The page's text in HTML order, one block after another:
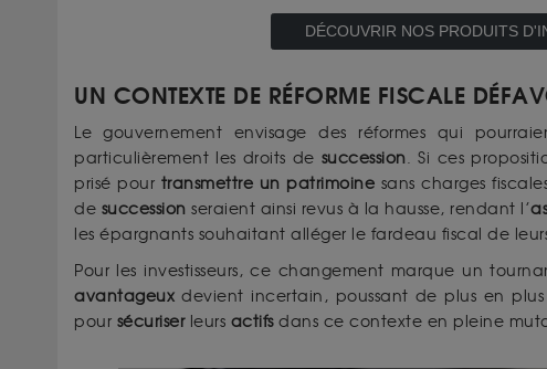
DÉCOUVRIR NOS PRODUITS
UN CONTEXTE DE RÉFORME FISCALE
Le gouvernement envisage des réformes qui
particulièrement les droits de succession. Si ces
prisé pour transmettre un patrimoine sans charges
de succession seraient ainsi revus à la hausse, rendant l’
les épargnants souhaitant alléger le fardeau fiscal de
Pour les investisseurs, ce changement marque un
avantageux devient incertain, poussant de plus en
pour sécuriserleurs actifsdans ce contexte en pleine